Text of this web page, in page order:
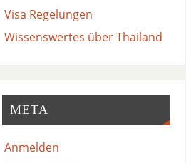
Visa Regelungen
Wissenswertes über Thailand
META
Anmelden